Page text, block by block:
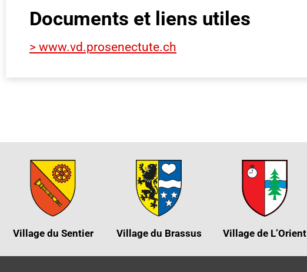
Documents et liens utiles
> www.vd.prosenectute.ch
Village du Sentier Village du Brassus Village de L’Orient